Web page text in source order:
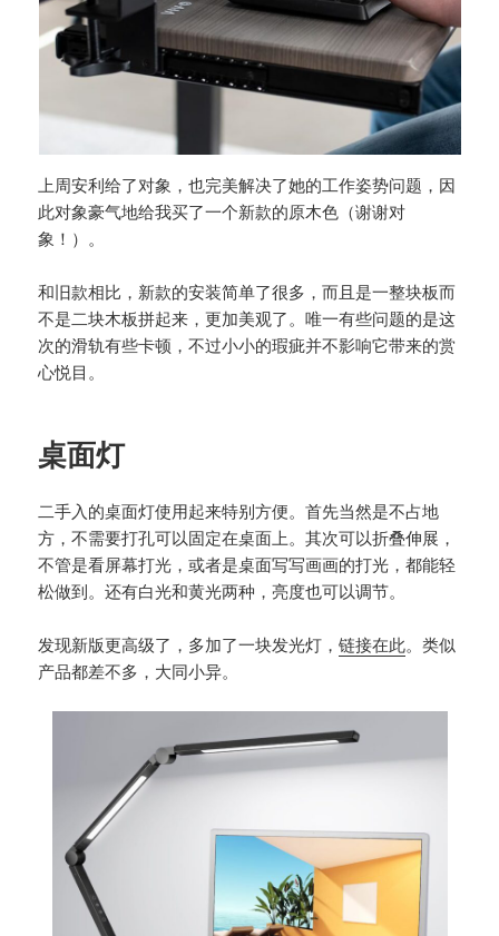
上周安利给了对象，也完美解决了她的工作姿势问题，因
此对象豪气地给我买了一个新款的原木色（谢谢对
象！）。
和旧款相比，新款的安装简单了很多，而且是一整块板而
不是二块木板拼起来，更加美观了。唯一有些问题的是这
次的滑轨有些卡顿，不过小小的瑕疵并不影响它带来的赏
心悦目。
桌面灯
二手入的桌面灯使用起来特别方便。首先当然是不占地
方，不需要打孔可以固定在桌面上。其次可以折叠伸展，
不管是看屏幕打光，或者是桌面写写画画的打光，都能轻
松做到。还有白光和黄光两种，亮度也可以调节。
发现新版更高级了，多加了一块发光灯，链接在此。类似
产品都差不多，大同小异。